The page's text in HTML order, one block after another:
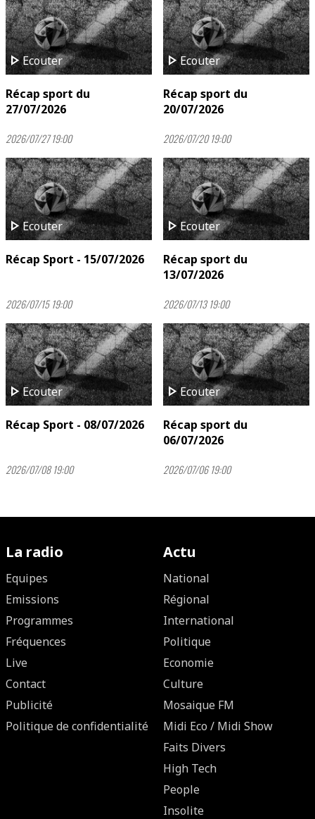
play_arrowEcouter
Récap sport du
27/07/2026
2026/07/27 19:00
play_arrowEcouter
Récap sport du
20/07/2026
2026/07/20 19:00
play_arrowEcouter
Récap Sport - 15/07/2026
2026/07/15 19:00
play_arrowEcouter
Récap sport du
13/07/2026
2026/07/13 19:00
play_arrowEcouter
Récap Sport - 08/07/2026
2026/07/08 19:00
play_arrowEcouter
Récap sport du
06/07/2026
2026/07/06 19:00
La radio
Equipes
Emissions
Programmes
Fréquences
Live
Contact
Publicité
Politique de confidentialité
Actu
National
Régional
International
Politique
Economie
Culture
Mosaique FM
Midi Eco / Midi Show
Faits Divers
High Tech
People
Insolite